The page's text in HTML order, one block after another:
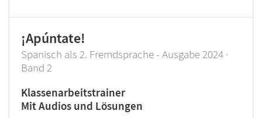
¡Apúntate!
Spanisch als 2. Fremdsprache - Ausgabe 2024 ·
Band 2
Klassenarbeitstrainer
Mit Audios und Lösungen